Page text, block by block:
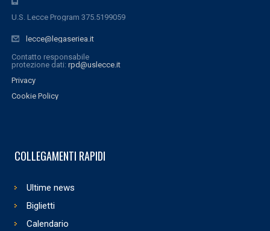
U.S. Lecce Program 375.5199059
lecce@legaseriea.it
Contatto responsabile
protezione dati: rpd@uslecce.it
Privacy
Cookie Policy
COLLEGAMENTI RAPIDI
Ultime news
Biglietti
Calendario